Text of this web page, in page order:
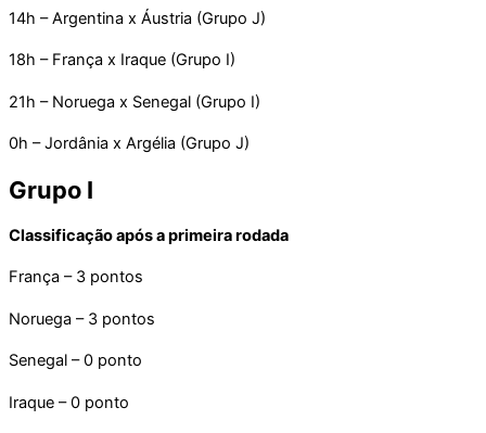
14h – Argentina x Áustria (Grupo J)
18h – França x Iraque (Grupo I)
21h – Noruega x Senegal (Grupo I)
0h – Jordânia x Argélia (Grupo J)
Grupo I
Classificação após a primeira rodada
França – 3 pontos
Noruega – 3 pontos
Senegal – 0 ponto
Iraque – 0 ponto